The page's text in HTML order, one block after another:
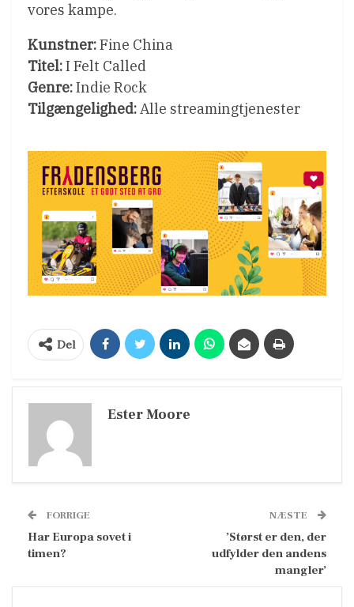
vores kampe.
Kunstner:Fine China
Titel:I Felt Called
Genre:Indie Rock
Tilgængelighed:Alle streamingtjenester
Del
Ester Moore
FORRIGE
Har Europa sovet i
timen?
NÆSTE
’Størst er den, der
udfylder den andens
mangler’